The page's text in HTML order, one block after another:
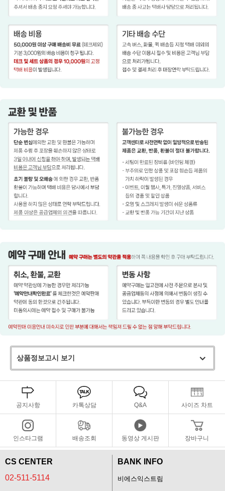
상품정보고시 보기
공지사항 카톡상담 Q&A 사이즈 차트
인스타그램 배송조회 동영상 게시판 장바구니
CS CENTER
02-511-5114
BANK INFO
비에스익스트림